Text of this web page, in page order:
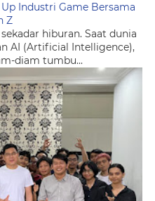
Industri Game Bersama
Z
hiburan. Saat dunia
AI (Artificial Intelligence),
diam tumbu...